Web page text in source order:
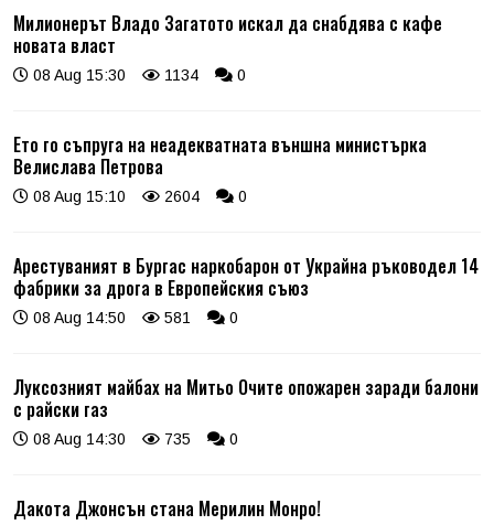
Милионерът Владо Загатото искал да снабдява с кафе
новата власт
08 Aug 15:30 1134 0
Ето го съпруга на неадекватната външна министърка
Велислава Петрова
08 Aug 15:10 2604 0
Арестуваният в Бургас наркобарон от Украйна ръководел 14
фабрики за дрога в Европейския съюз
08 Aug 14:50 581 0
Луксозният майбах на Митьо Очите опожарен заради балони
с райски газ
08 Aug 14:30 735 0
Дакота Джонсън стана Мерилин Монро!